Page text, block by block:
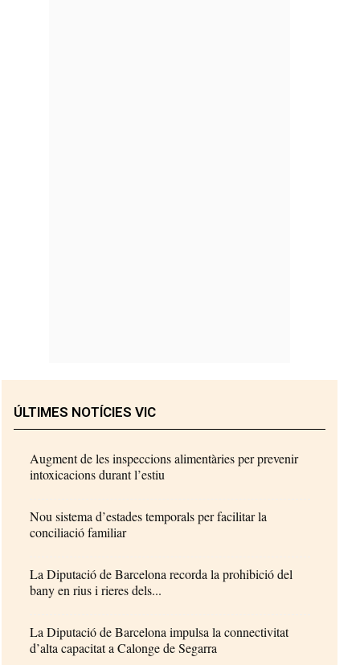
ÚLTIMES NOTÍCIES VIC
Augment de les inspeccions alimentàries per prevenir
intoxicacions durant l’estiu
Nou sistema d’estades temporals per facilitar la
conciliació familiar
La Diputació de Barcelona recorda la prohibició del
bany en rius i rieres dels...
La Diputació de Barcelona impulsa la connectivitat
d’alta capacitat a Calonge de Segarra